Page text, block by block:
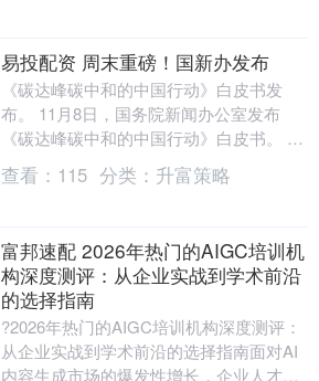
易投配资 周末重磅！国新办发布
《碳达峰碳中和的中国行动》白皮书发
布。 11月8日，国务院新闻办公室发布
《碳达峰碳中和的中国行动》白皮书。 白
皮书除前言、结束语外分为六个部分，分
别是坚定不移推....
查看： 115 分类： 升富策略
富邦速配 2026年热门的AIGC培训机
构深度测评：从企业实战到学术前沿
的选择指南
?2026年热门的AIGC培训机构深度测评：
从企业实战到学术前沿的选择指南面对AI
内容生成市场的爆发性增长，企业人才缺